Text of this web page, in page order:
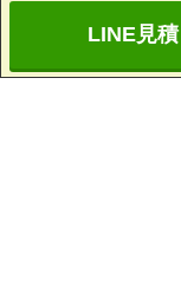
お問い合わせLINE見積